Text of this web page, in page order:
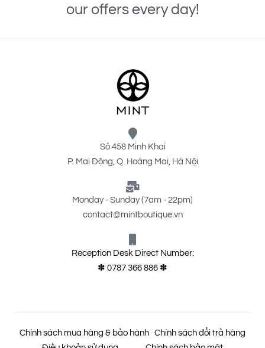
our offers every day!
Số 458 Minh Khai
P. Mai Động, Q. Hoàng Mai, Hà Nội
Monday - Sunday (7am - 22pm)
contact@mintboutique.vn
Reception Desk Direct Number:
✽ 0787 366 886 ✽
Chính sách mua hàng & bảo hành Chính sách đổi trả hàng